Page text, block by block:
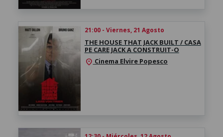
21:00 - Viernes, 21 Agosto
THE HOUSE THAT JACK BUILT / CASA
PE CARE JACK A CONSTRUIT-O
location_on Cinema Elvire Popesco